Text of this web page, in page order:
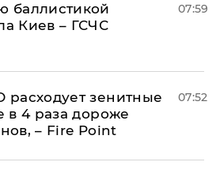
баллистикой
Киев – ГСЧС
07:59
расходует зенитные
в 4 раза дороже
– Fire Point
07:52